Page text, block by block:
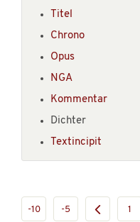
Titel
Chrono
Opus
NGA
Kommentar
Dichter
Textincipit
-10 -5 1